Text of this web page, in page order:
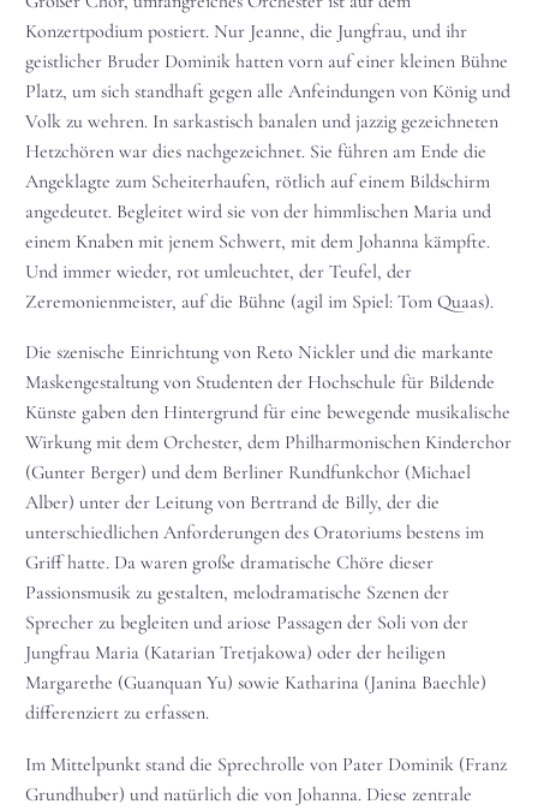
Konzertpodium postiert. Nur Jeanne, die Jungfrau, und ihr
geistlicher Bruder Dominik hatten vorn auf einer kleinen Bühne
Platz, um sich standhaft gegen alle Anfeindungen von König und
Volk zu wehren. In sarkastisch banalen und jazzig gezeichneten
Hetzchören war dies nachgezeichnet. Sie führen am Ende die
Angeklagte zum Scheiterhaufen, rötlich auf einem Bildschirm
angedeutet. Begleitet wird sie von der himmlischen Maria und
einem Knaben mit jenem Schwert, mit dem Johanna kämpfte.
Und immer wieder, rot umleuchtet, der Teufel, der
Zeremonienmeister, auf die Bühne (agil im Spiel: Tom Quaas).
Die szenische Einrichtung von Reto Nickler und die markante
Maskengestaltung von Studenten der Hochschule für Bildende
Künste gaben den Hintergrund für eine bewegende musikalische
Wirkung mit dem Orchester, dem Philharmonischen Kinderchor
(Gunter Berger) und dem Berliner Rundfunkchor (Michael
Alber) unter der Leitung von Bertrand de Billy, der die
unterschiedlichen Anforderungen des Oratoriums bestens im
Griff hatte. Da waren große dramatische Chöre dieser
Passionsmusik zu gestalten, melodramatische Szenen der
Sprecher zu begleiten und ariose Passagen der Soli von der
Jungfrau Maria (Katarian Tretjakowa) oder der heiligen
Margarethe (Guanquan Yu) sowie Katharina (Janina Baechle)
differenziert zu erfassen.
Im Mittelpunkt stand die Sprechrolle von Pater Dominik (Franz
Grundhuber) und natürlich die von Johanna. Diese zentrale